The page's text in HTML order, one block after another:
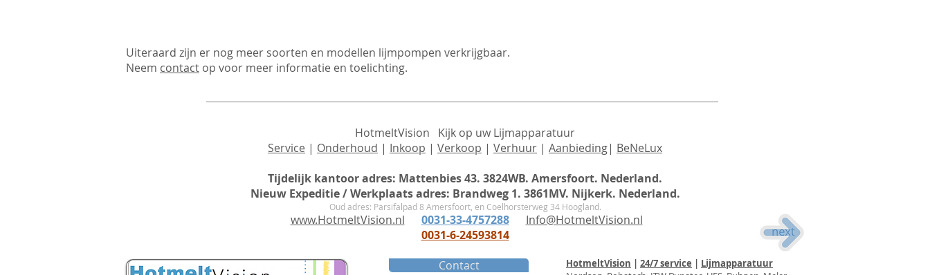
Uiteraard zijn er nog meer soorten en modellen lijmpompen verkrijgbaar.
Neem contact op voor meer informatie en toelichting.
HotmeltVision Kijk op uw Lijmapparatuur
Service | Onderhoud | Inkoop | Verkoop | Verhuur | Aanbieding| BeNeLux
Tijdelijk kantoor adres: Mattenbies 43. 3824WB. Amersfoort. Nederland.
Nieuw Expeditie / Werkplaatsadres: Brandweg 1. 3861MV. Nijkerk. Nederland.
Oud adres: Parsifalpad 8 Amersfoort, en Coelhorsterweg 34 Hoogland.
www.HotmeltVision.nl 0031-33-4757288
Info@HotmeltVision.nl
0031-6-24593814
Contact
HotmeltVision | 24/7 service | Lijmapparatuur